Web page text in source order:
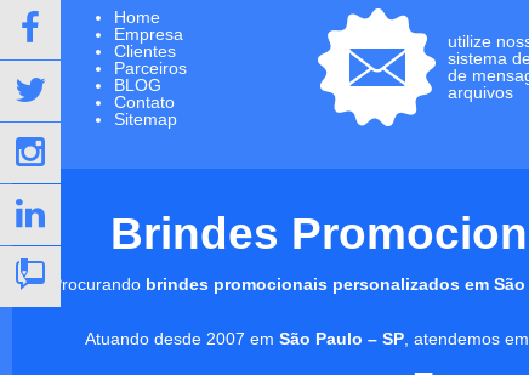
Home
Empresa
Clientes
Parceiros
BLOG
Contato
Sitemap
utilize
sistema
de
arquivos
Brindes
Procurando brindes promocionais personalizados em São
Atuando desde 2007 em São Paulo – SP , atendemos